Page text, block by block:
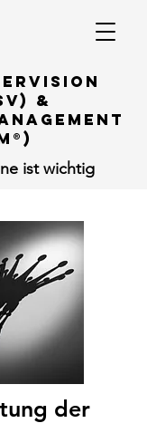
&
®)
ist wichtig
der